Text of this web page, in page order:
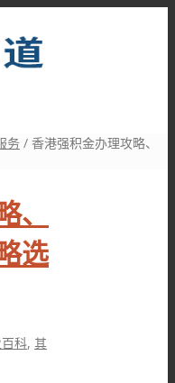
务 / 香港强积金办理攻略、
选
科, 其